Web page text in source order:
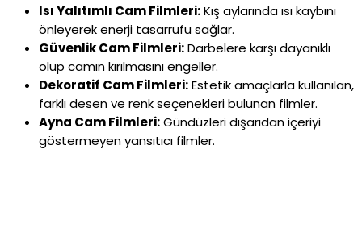
Isı Yalıtımlı Cam Filmleri:Kış aylarında ısı kaybını
önleyerek enerji tasarrufu sağlar.
Güvenlik Cam Filmleri:Darbelere karşı dayanıklı
olup camın kırılmasını engeller.
Dekoratif Cam Filmleri:Estetik amaçlarla kullanılan,
farklı desen ve renk seçenekleri bulunan filmler.
Ayna Cam Filmleri:Gündüzleri dışarıdan içeriyi
göstermeyen yansıtıcı filmler.